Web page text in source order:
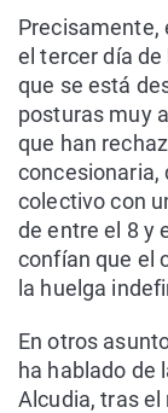
Precisamente,
el tercer día
que se está
posturas muy
que han
concesionaria,
colectivo con
de entre el 8 y
confían que el
la huelga
En otros
ha hablado de
Alcudia, tras el